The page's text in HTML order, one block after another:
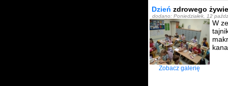
Dzień zdrowego
dodano: Poniedziałek, 12
Zobacz galerię
W